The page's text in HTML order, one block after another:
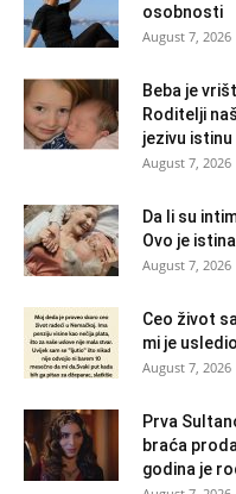
osobnosti
August 7, 2026
Beba je
Roditelji
jezivu istinu
August 7, 2026
Da li su
Ovo je
August 7, 2026
Ceo život
mi je
August 7, 2026
Prva
braća
godina je